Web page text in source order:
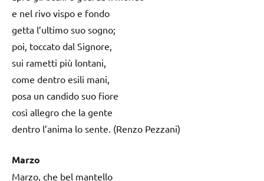
e nel rivo vispo e fondo
getta l’ultimo suo sogno;
poi, toccato dal Signore,
sui rametti più lontani,
come dentro esili mani,
posa un candido suo fiore
così allegro che la gente
dentro l’anima lo sente. (Renzo Pezzani)
Marzo
Marzo, che bel mantello